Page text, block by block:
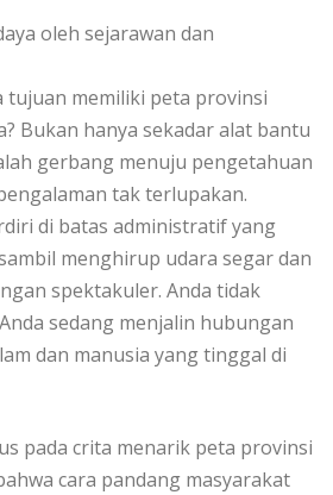
oleh sejarawan dan
tujuan memiliki peta provinsi
Bukan hanya sekadar alat bantu
gerbang menuju pengetahuan
tak terlupakan.
di batas administratif yang
menghirup udara segar dan
spektakuler. Anda tidak
sedang menjalin hubungan
dan manusia yang tinggal di
pada crita menarik peta provinsi
cara pandang masyarakat